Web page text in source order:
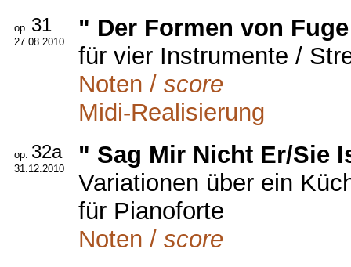
op. 31
27.08.2010
" Der Formen von
für vier Instrumente /
Noten / score
Midi-Realisierung
op. 32a
31.12.2010
" Sag Mir Nicht Er/Sie
Variationen über ein
für Pianoforte
Noten / score